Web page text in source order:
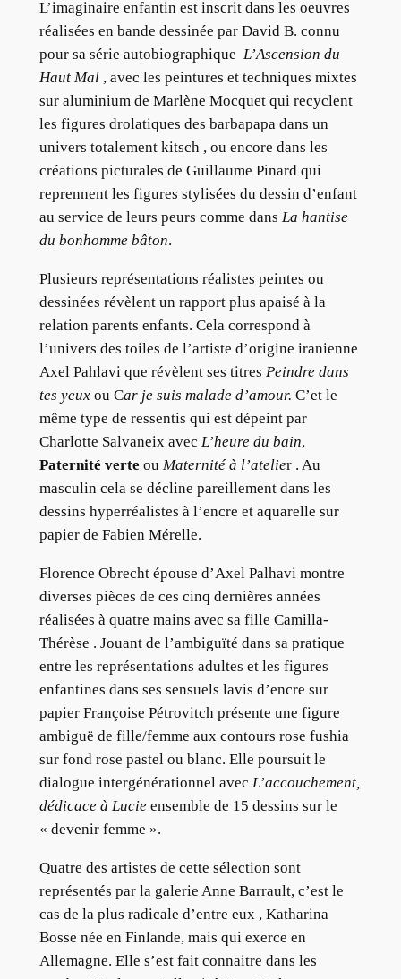
L’imaginaire enfantin est inscrit dans les oeuvres
réalisées en bande dessinée par David B. connu
pour sa série autobiographique L’Ascension du
Haut Mal , avec les peintures et techniques mixtes
sur aluminium de Marlène Mocquet qui recyclent
les figures drolatiques des barbapapa dans un
univers totalement kitsch , ou encore dans les
créations picturales de Guillaume Pinard qui
reprennent les figures stylisées du dessin d’enfant
au service de leurs peurs comme dans La hantise
du bonhomme bâton.
Plusieurs représentations réalistes peintes ou
dessinées révèlent un rapport plus apaisé à la
relation parents enfants. Cela correspond à
l’univers des toiles de l’artiste d’origine iranienne
Axel Pahlavi que révèlent ses titres Peindre dans
tes yeuxou Car je suis malade d’amour. C’et le
même type de ressentis qui est dépeint par
Charlotte Salvaneix avec L’heure du bain,
Paternité verte ou Maternité à l’atelier . Au
masculin cela se décline pareillement dans les
dessins hyperréalistes à l’encre et aquarelle sur
papier de Fabien Mérelle.
Florence Obrecht épouse d’Axel Palhavi montre
diverses pièces de ces cinq dernières années
réalisées à quatre mains avec sa fille Camilla-
Thérèse . Jouant de l’ambiguïté dans sa pratique
entre les représentations adultes et les figures
enfantines dans ses sensuels lavis d’encre sur
papier Françoise Pétrovitch présente une figure
ambiguë de fille/femme aux contours rose fushia
sur fond rose pastel ou blanc. Elle poursuit le
dialogue intergénérationnel avec L’accouchement,
dédicace à Lucieensemble de 15 dessins sur le
« devenir femme ».
Quatre des artistes de cette sélection sont
représentés par la galerie Anne Barrault, c’est le
cas de la plus radicale d’entre eux , Katharina
Bosse née en Finlande, mais qui exerce en
Allemagne. Elle s’est fait connaitre dans les